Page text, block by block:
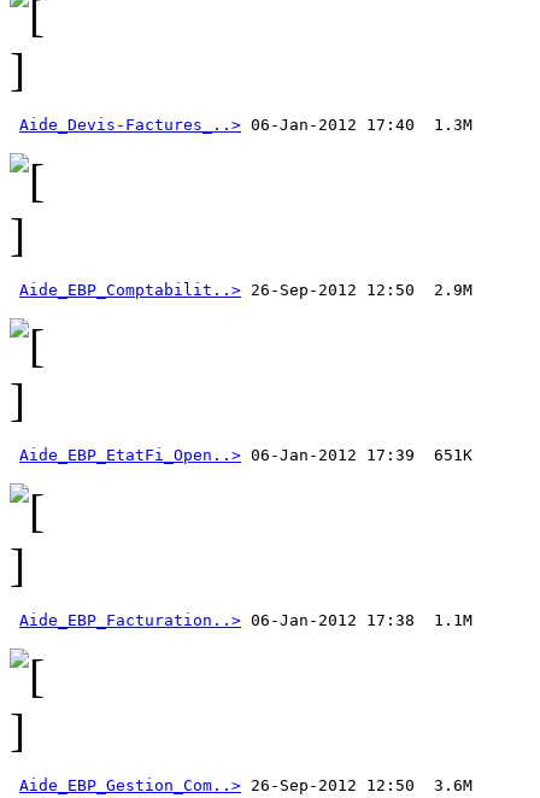
Aide_Devis-Factures_..>
Aide_EBP_Comptabilit..>
Aide_EBP_EtatFi_Open..>
Aide_EBP_Facturation..>
Aide_EBP_Gestion_Com..>